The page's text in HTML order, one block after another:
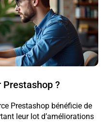
?
Prestashop bénéficie de
leur lot d’améliorations